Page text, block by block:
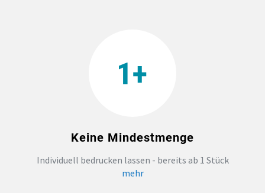
Keine Mindestmenge
Individuell bedrucken lassen - bereits ab 1 Stück
mehr